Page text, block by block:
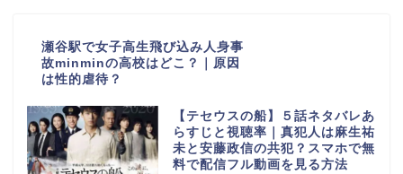
瀬谷駅で女子高生飛び込み人身事
故minminの高校はどこ？｜原因
は性的虐待？
【テセウスの船】５話ネタバレあ
らすじと視聴率｜真犯人は麻生祐
未と安藤政信の共犯？スマホで無
料で配信フル動画を見る方法